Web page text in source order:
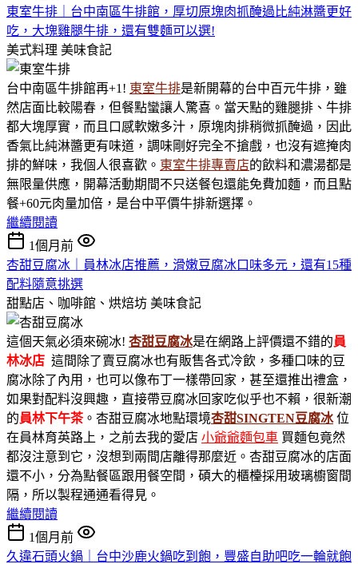
東室牛排｜台中南區牛排館，厚切原塊肉抓醃過比純淋醬更好
吃，大塊雞腿牛排，還有雙麵可以選!
美式料理 美味食記
台中南區牛排館再+1! 東室牛排是新開幕的台中百元牛排，雖
然店面比較陽春，但餐點蠻讓人驚喜。當天點的雞腿排、牛排
都大塊厚實，而且口感軟嫩多汁，原塊肉排稍微抓醃過，因此
香氣比純淋醬更有味道，調味剛好完全不搶戲，也沒有遮掩肉
排的鮮味，我個人很喜歡。 東室牛排專賣店的飲料和濃湯都是
無限量供應，開幕活動期間不只送餐包還能免費加麵，而且點
餐+60元肉量加倍，是台中平價牛排新選擇。
繼續閱讀
1個月前
杏甜豆腐冰｜員林冰店推薦，滑嫩豆腐冰口味多元，還有15種
配料隨意挑選
甜點店、咖啡館、烘焙坊 美味食記
這個天氣必須來碗冰! 杏甜豆腐冰是在網路上評價還不錯的員
林冰店 這間除了賣豆腐冰也有販售各式冷飲，多種口味的豆
腐冰除了內用，也可以像布丁一樣帶回家，甚至還推出禮盒，
如果對配料沒興趣，直接帶豆腐冰回家吃似乎也不賴，很新潮
的員林下午茶。杏甜豆腐冰地點環境杏甜SINGTEN豆腐冰 位
在員林育英路上，之前去我的愛店 小爺爺麵包車 買麵包竟然
都沒注意到它，沒想到兩間店離得那麼近。杏甜豆腐冰的店面
還不小，分為點餐區跟用餐空間，碩大的櫃檯採用玻璃櫥窗間
隔，所以製程通通看得見。
繼續閱讀
1個月前
久違石頭火鍋｜台中沙鹿火鍋吃到飽，豐盛自助吧吃一輪就飽